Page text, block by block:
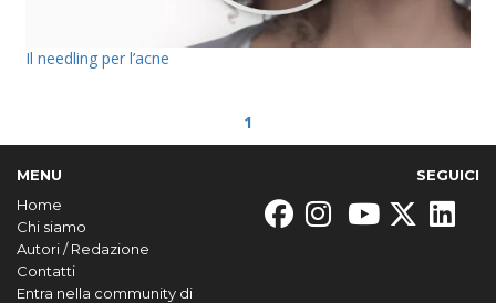
Il needling per l’acne
1
MENU
Home
Chi siamo
Autori / Redazione
Contatti
Entra nella community di
SEGUICI